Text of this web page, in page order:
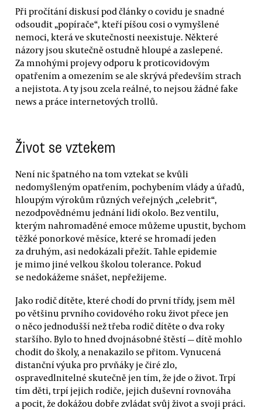
Při pročítání diskusí pod články o covidu je snadné
odsoudit „popírače“, kteří píšou cosi o vymyšlené
nemoci, která ve skutečnosti neexistuje. Některé
názory jsou skutečně ostudně hloupé a zaslepené.
Za mnohými projevy odporu k proticovidovým
opatřením a omezením se ale skrývá především strach
a nejistota. A ty jsou zcela reálné, to nejsou žádné fake
news a práce internetových trollů.
Život se vztekem
Není nic špatného na tom vztekat se kvůli
nedomyšleným opatřením, pochybením vlády a úřadů,
hloupým výrokům různých veřejných „celebrit“,
nezodpovědnému jednání lidí okolo. Bez ventilu,
kterým nahromaděné emoce můžeme upustit, bychom
těžké ponorkové měsíce, které se hromadí jeden
za druhým, asi nedokázali přežít. Tahle epidemie
je mimo jiné velkou školou tolerance. Pokud
se nedokážeme snášet, nepřežijeme.
Jako rodič dítěte, které chodí do první třídy, jsem měl
po většinu prvního covidového roku život přece jen
o něco jednodušší než třeba rodič dítěte o dva roky
staršího. Bylo to hned dvojnásobné štěstí — dítě mohlo
chodit do školy, a nenakazilo se přitom. Vynucená
distanční výuka pro prvňáky je čiré zlo,
ospravedlnitelné skutečně jen tím, že jde o život. Trpí
tím děti, trpí jejich rodiče, jejich duševní rovnováha
a pocit, že dokážou dobře zvládat svůj život a svoji práci.